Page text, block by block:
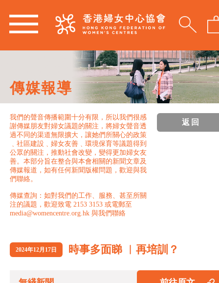
傳媒報導
我們的聲音傳播範圍十分有限，所以我們很感
謝傳媒朋友對婦女議題的關注，將婦女聲音透
過不同的渠道無限擴大，讓她們所關心的政策
﹑社區建設﹑婦女友善﹑環境保育等議題得到
公眾的關注，推動社會改變，變得更加婦女友
善。本部分旨在整合與本會相關的新聞文章及
傳媒報道，如有任何新聞版權問題，歡迎與我
們聯絡。
傳媒查詢：如對我們的工作、服務、甚至所關
注的議題，歡迎致電 2153 3153 或電郵至
media@womencentre.org.hk 與我們聯絡
返回
2024年12月17日 時事多面睇 ︱再培訓？